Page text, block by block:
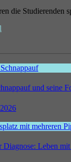
die
und seine
Diagnose: Leben